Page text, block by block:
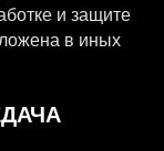
и защите
в иных